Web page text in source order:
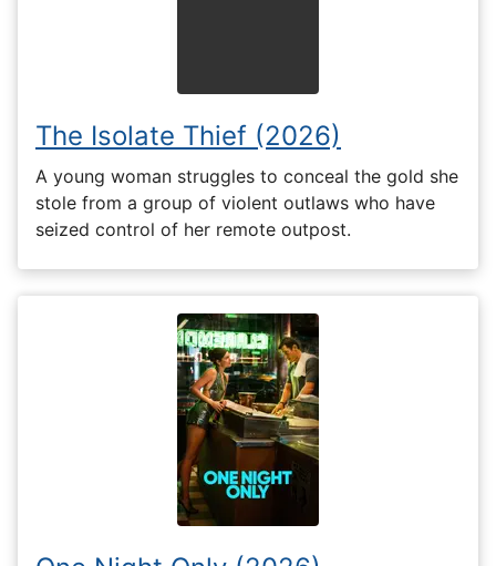
The Isolate Thief (2026)
A young woman struggles to conceal the gold she
stole from a group of violent outlaws who have
seized control of her remote outpost.